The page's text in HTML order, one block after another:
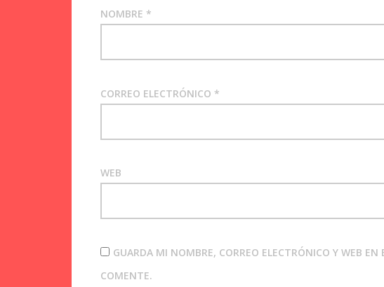
NOMBRE *
CORREO ELECTRÓNICO *
WEB
GUARDA MI NOMBRE, CORREO ELECTRÓNICO Y WEB
COMENTE.